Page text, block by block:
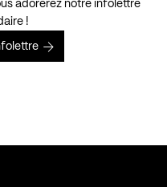
adorerez notre infolettre
!